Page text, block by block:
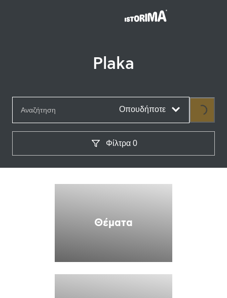
Plaka
Οπουδήποτε Loading...
Φίλτρα 0
Θέματα